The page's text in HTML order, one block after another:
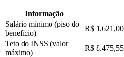
Informação
Salário mínimo (piso do
benefício)
R$ 1.621,00
Teto do INSS (valor
máximo)
R$ 8.475,55